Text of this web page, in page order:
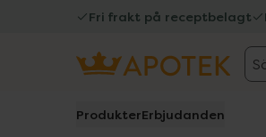
Fri frakt på receptbelagt
ProdukterErbjudanden